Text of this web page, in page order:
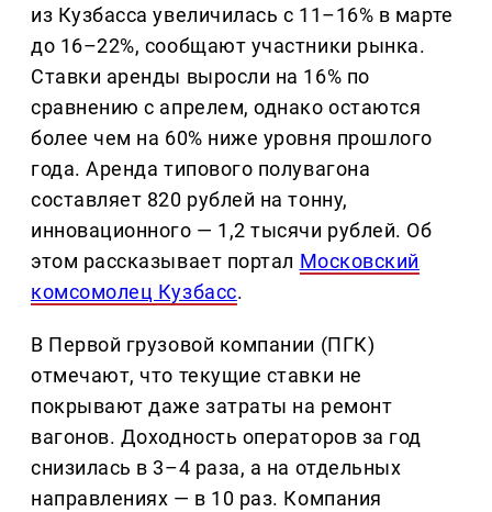
из Кузбасса увеличилась с 11–16% в марте
до 16–22%, сообщают участники рынка.
Ставки аренды выросли на 16% по
сравнению с апрелем, однако остаются
более чем на 60% ниже уровня прошлого
года. Аренда типового полувагона
составляет 820 рублей на тонну,
инновационного — 1,2 тысячи рублей. Об
этом рассказывает портал Московский
комсомолец Кузбасс.
В Первой грузовой компании (ПГК)
отмечают, что текущие ставки не
покрывают даже затраты на ремонт
вагонов. Доходность операторов за год
снизилась в 3–4 раза, а на отдельных
направлениях — в 10 раз. Компания